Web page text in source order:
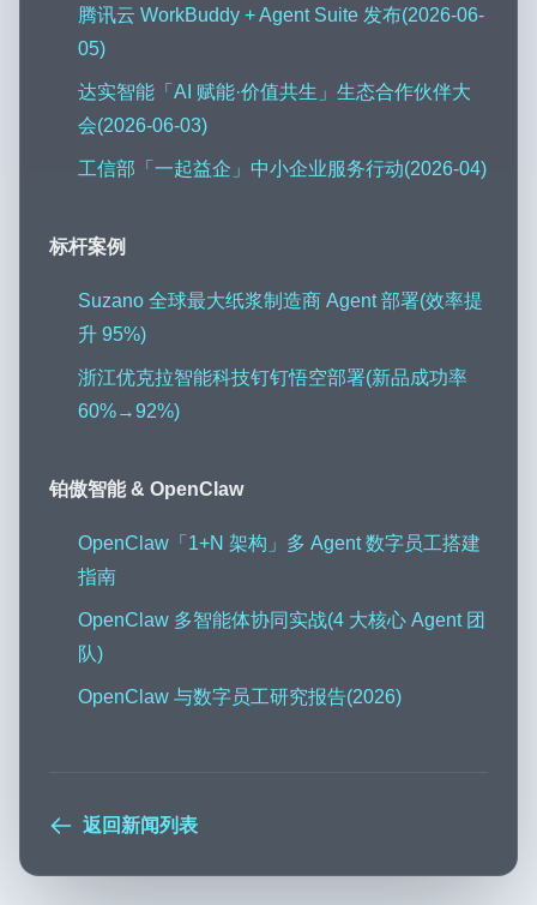
腾讯云 WorkBuddy + Agent Suite 发布(2026-06-
05)
达实智能「AI 赋能·价值共生」生态合作伙伴大
会(2026-06-03)
工信部「一起益企」中小企业服务行动(2026-04)
标杆案例
Suzano 全球最大纸浆制造商 Agent 部署(效率提
升 95%)
浙江优克拉智能科技钉钉悟空部署(新品成功率
60%→92%)
铂傲智能 & OpenClaw
OpenClaw「1+N 架构」多 Agent 数字员工搭建
指南
OpenClaw 多智能体协同实战(4 大核心 Agent 团
队)
OpenClaw 与数字员工研究报告(2026)
返回新闻列表